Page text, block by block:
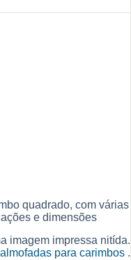
quadrado, com várias
e dimensões
imagem impressa nitída.
almofadas para carimbos .